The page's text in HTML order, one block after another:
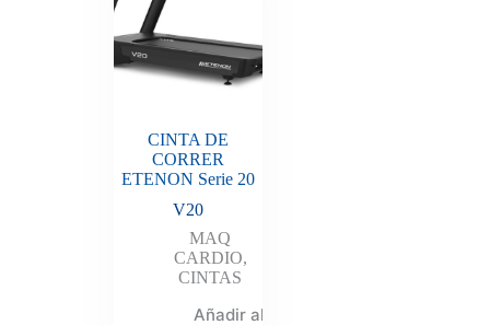
CINTA DE
CORRER
ETENON Serie 20
V20
MAQ
CARDIO,
CINTAS
Añadir al